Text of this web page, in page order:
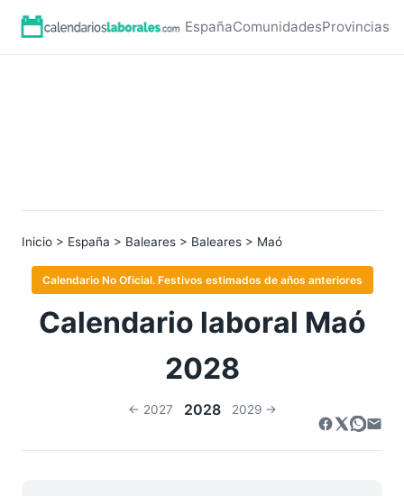
EspañaComunidadesProvincias
Inicio > España > Baleares > Baleares > Maó
Calendario No Oficial. Festivos estimados de años anteriores
Calendario laboral Maó
2028
← 2027 2028 2029 →